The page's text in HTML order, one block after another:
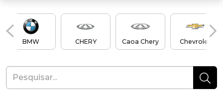
BMW CHERY Caoa Chery Chevrolet